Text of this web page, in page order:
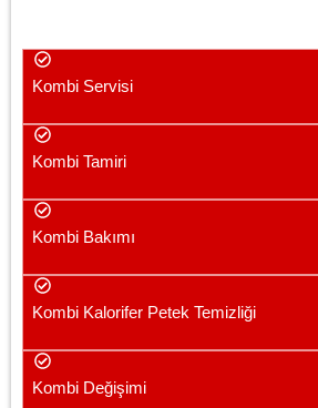
Kombi Servisi
Kombi Tamiri
Kombi Bakımı
Kombi Kalorifer Petek Temizliği
Kombi Değişimi